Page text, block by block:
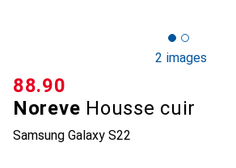
2 images
Noreve Housse cuir
Samsung Galaxy S22
CHF
88.90